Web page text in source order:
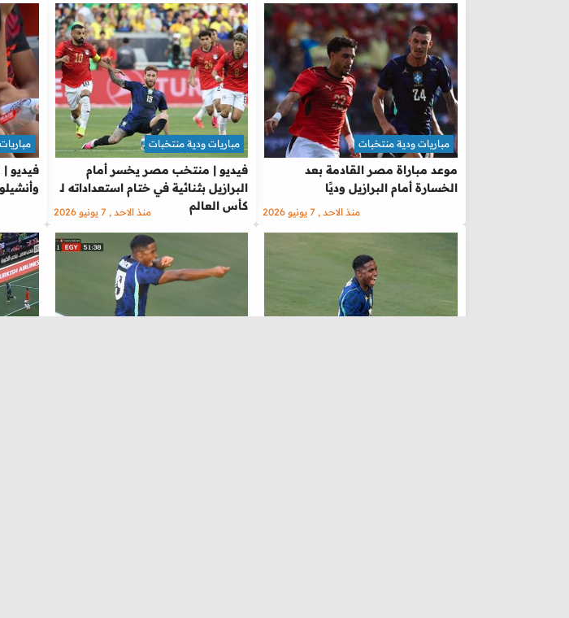
موعد مباراة مصر القادمة بعد
الخسارة أمام البرازيل وديًا
مباريات ودية منتخبات
منذ الاحد , 7 يونيو 2026
فيديو | منتخب مصر يخسر أمام
البرازيل بثنائية في ختام استعداداته لـ
كأس العالم
مباريات ودية منتخبات
منذ الاحد , 7 يونيو 2026
فيديو